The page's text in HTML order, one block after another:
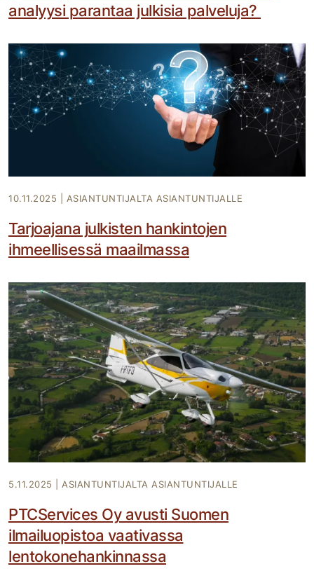
analyysi parantaa julkisia palveluja?
10.11.2025 ASIANTUNTIJALTA ASIANTUNTIJALLE
Tarjoajana julkisten hankintojen
ihmeellisessä maailmassa
5.11.2025 ASIANTUNTIJALTA ASIANTUNTIJALLE
PTCServices Oy avusti Suomen
ilmailuopistoa vaativassa
lentokonehankinnassa